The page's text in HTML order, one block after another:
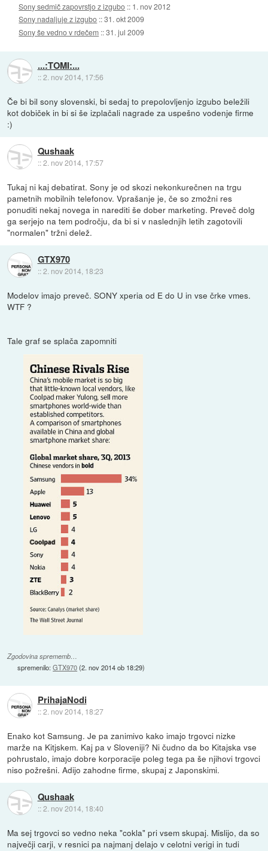
Sony sedmič zapovrstjo z izgubo :: 1. nov 2012
Sony nadaljuje z izgubo ::31. okt 2009
Sony še vedno v rdečem ::31. jul 2009
...:TOMI:...
::2. nov 2014, 17:56
Če bi bil sony slovenski, bi sedaj to prepolovljenjo izgubo beležili
kot dobiček in bi si še izplačali nagrade za uspešno vodenje firme
:)
Qushaak
::2. nov 2014, 17:57
Tukaj ni kaj debatirat. Sony je od skozi nekonkurečnen na trgu
pametnih mobilnih telefonov. Vprašanje je, če so zmožni res
ponuditi nekaj novega in narediti še dober marketing. Preveč dolg
ga serjejo na tem področju, da bi si v naslednjih letih zagotovili
"normalen" tržni delež.
GTX970
::2. nov 2014, 18:23
Modelov imajo preveč. SONY xperia od E do U in vse črke vmes.
WTF ?
Tale graf se splača zapomniti
Zgodovina sprememb…
spremenilo:GTX970(2. nov 2014 ob 18:29)
PrihajaNodi
::2. nov 2014, 18:27
Enako kot Samsung. Je pa zanimivo kako imajo trgovci nizke
marže na Kitjskem. Kaj pa v Sloveniji? Ni čudno da bo Kitajska vse
pohrustalo, imajo dobre korporacije poleg tega pa še njihovi trgovci
niso požrešni. Adijo zahodne firme, skupaj z Japonskimi.
Qushaak
::2. nov 2014, 18:40
Ma sej trgovci so vedno neka "cokla" pri vsem skupaj. Mislijo, da so
največji carji, v resnici pa najmanj delajo v celotni verigi in tudi